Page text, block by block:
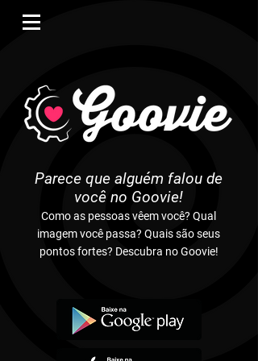
Parece que alguém falou de
você no Goovie!
Como as pessoas vêem você? Qual
imagem você passa? Quais são seus
pontos fortes? Descubra no Goovie!